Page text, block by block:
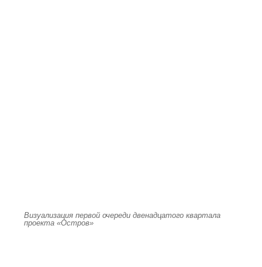
Визуализация первой очереди двенадцатого квартала
проекта «Остров»